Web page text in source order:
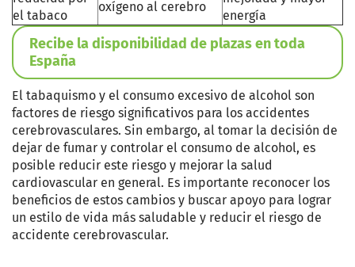
el tabaco
oxígeno al cerebro
energía
Recibe la disponibilidad de plazas en toda
España
El tabaquismo y el consumo excesivo de alcohol son
factores de riesgo significativos para los accidentes
cerebrovasculares. Sin embargo, al tomar la decisión de
dejar de fumar y controlar el consumo de alcohol, es
posible reducir este riesgo y mejorar la salud
cardiovascular en general. Es importante reconocer los
beneficios de estos cambios y buscar apoyo para lograr
un estilo de vida más saludable y reducir el riesgo de
accidente cerebrovascular.